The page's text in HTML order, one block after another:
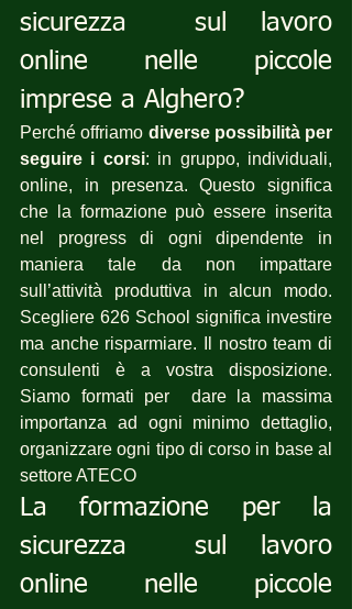
sicurezza  sul lavoro
online nelle piccole
imprese a Alghero?
Perché offriamo diverse possibilità per
seguire i corsi: in gruppo, individuali,
online, in presenza. Questo significa
che la formazione può essere inserita
nel progress di ogni dipendente in
maniera tale da non impattare
sull’attività produttiva in alcun modo.
Scegliere 626 School significa investire
ma anche risparmiare. Il nostro team di
consulenti è a vostra disposizione.
Siamo formati per  dare la massima
importanza ad ogni minimo dettaglio,
organizzare ogni tipo di corso in base al
settore ATECO
La formazione per la
sicurezza  sul lavoro
online nelle piccole